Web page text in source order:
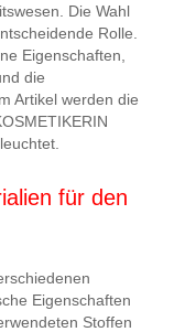
Die Wahl
Rolle.
Eigenschaften,
die
Artikel werden die
für den
Eigenschaften
Stoffen